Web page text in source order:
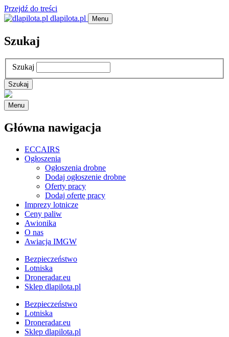
Przejdź do treści
dlapilota.pl
Menu
Szukaj
Szukaj
Menu
Główna nawigacja
ECCAIRS
Ogłoszenia
Ogłoszenia drobne
Dodaj ogłoszenie drobne
Oferty pracy
Dodaj ofertę pracy
Imprezy lotnicze
Ceny paliw
Awionika
O nas
Awiacja IMGW
Bezpieczeństwo
Lotniska
Droneradar.eu
Sklep dlapilota.pl
Bezpieczeństwo
Lotniska
Droneradar.eu
Sklep dlapilota.pl